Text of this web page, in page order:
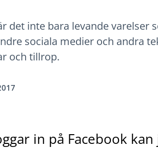
det inte bara levande varelser
sociala medier och andra
och tillrop.
in på Facebook